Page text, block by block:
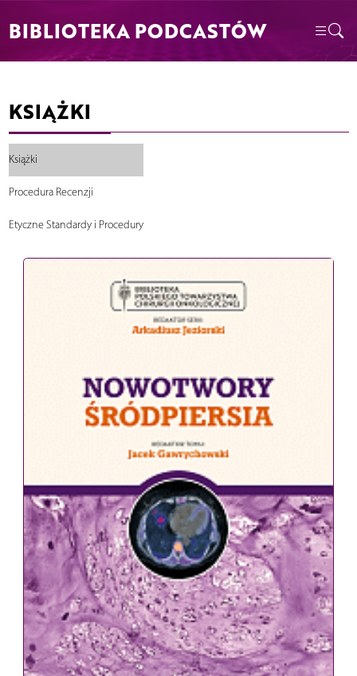
BIBLIOTEKA PODCASTÓW
KSIĄŻKI
Książki
Procedura Recenzji
Etyczne Standardy i Procedury